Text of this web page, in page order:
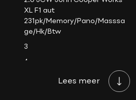
XL F1 aut
231pk/Memory/Pano/Masssa
ge/Hk/Btw
3
4
Lees meer